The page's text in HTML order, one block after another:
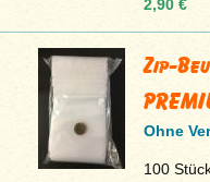
2,90 €
Zip-
Ohne
100